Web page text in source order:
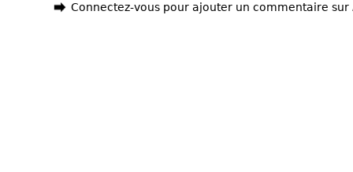
Connectez-vous pour ajouter un commentaire sur